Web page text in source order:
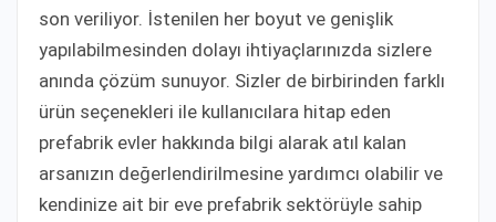
son veriliyor. İstenilen her boyut ve genişlik
yapılabilmesinden dolayı ihtiyaçlarınızda sizlere
anında çözüm sunuyor. Sizler de birbirinden farklı
ürün seçenekleri ile kullanıcılara hitap eden
prefabrik evler hakkında bilgi alarak atıl kalan
arsanızın değerlendirilmesine yardımcı olabilir ve
kendinize ait bir eve prefabrik sektörüyle sahip